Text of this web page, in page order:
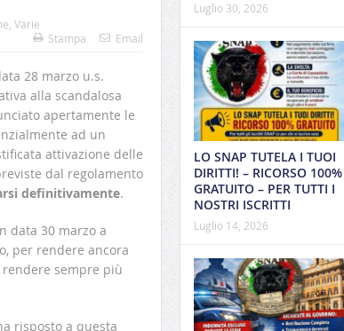
Varie
Stampa
Email
28 marzo u.s.
alla scandalosa
apertamente le
ad un
attivazione delle
dal regolamento
definitivamente.
data 30 marzo a
per rendere ancora
sempre più
risposto a questa
Luglio 30, 2026
LO SNAP TUTELA I TUOI
DIRITTI! – RICORSO 100%
GRATUITO – PER TUTTI I
NOSTRI ISCRITTI
Luglio 14, 2026